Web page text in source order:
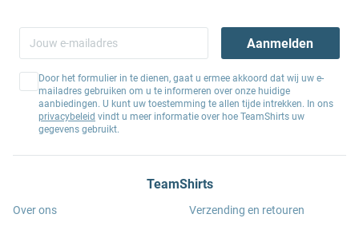
Aanmelden
Door het formulier in te dienen, gaat u ermee akkoord dat wij uw e-
mailadres gebruiken om u te informeren over onze huidige
aanbiedingen. U kunt uw toestemming te allen tijde intrekken. In ons
privacybeleid vindt u meer informatie over hoe TeamShirts uw
gegevens gebruikt.
TeamShirts
Over ons
Verzending en retouren